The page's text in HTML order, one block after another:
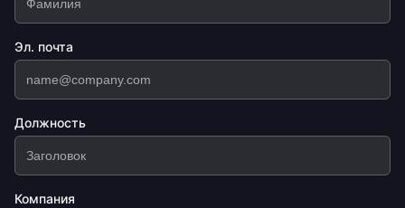
Эл. почта
Должность
Компания